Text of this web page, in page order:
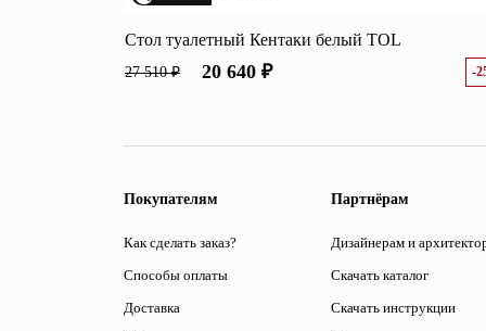
Стол туалетный Кентаки белый TOL
27 510 ₽ 20 640 ₽ -
Покупателям
Как сделать заказ?
Способы оплаты
Доставка
Партнёрам
Дизайнерам и
Скачать каталог
Скачать инструкции